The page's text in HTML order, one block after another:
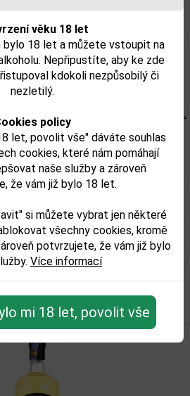
věku 18 let
bylo 18 let a můžete vstoupit na
Nepřipustíte, aby ke zde
kdokoli nezpůsobilý či
nezletilý.
policy
let, povolit vše" dáváte souhlas
cookies, které nám pomáhají
naše služby a zároveň
že vám již bylo 18 let.
si můžete vybrat jen některé
všechny cookies, kromě
potvrzujete, že vám již bylo
Více informací
mi 18 let, povolit vše
kouřové, slané rašeliny s
jemně sladká. Při výrobě whisky
suší nad hořící rašelinou. Kouř z této
na ostrově Islay, dodává této whisky
produkt může obsahovat alergeny.
jsou k dispozici na obalu
před konzumací.
0,7